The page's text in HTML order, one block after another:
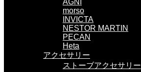
AGNI
morso
INVICTA
NESTOR MARTIN
PECAN
Heta
アクセサリー
ストーブアクセサリー